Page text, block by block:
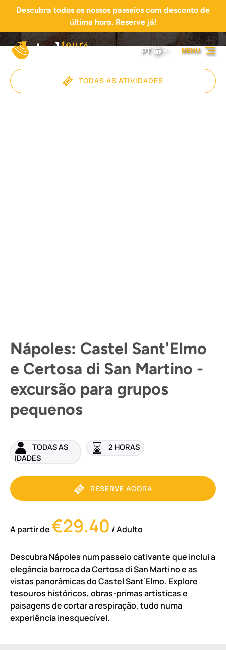
Passar para a navegação primária
Passar para o conteúdo
Passar para o rodapé
Descubra todos os nossos passeios com desconto de
última hora. Reserve já!
Selecione
o
idioma
PT
TODAS AS ATIVIDADES
MENU
Nápoles: Castel Sant'Elmo
e Certosa di San Martino -
excursão para grupos
pequenos
TODAS AS
IDADES
2 HORAS
RESERVE AGORA
A partir de €29.40 / Adulto
Descubra Nápoles num passeio cativante que inclui a
elegância barroca da Certosa di San Martino e as
vistas panorâmicas do Castel Sant’Elmo. Explore
tesouros históricos, obras-primas artísticas e
paisagens de cortar a respiração, tudo numa
experiência inesquecível.